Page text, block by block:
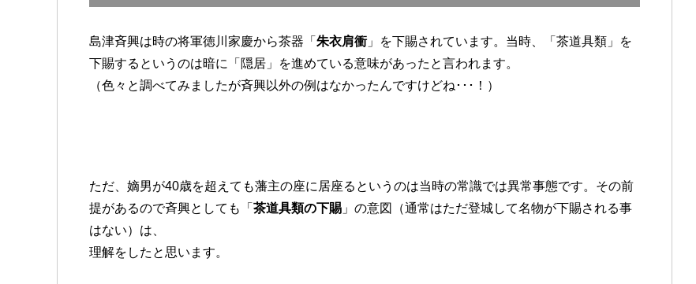
島津斉興は時の将軍徳川家慶から茶器「 朱衣肩衝」を下賜されています。当時、「茶道具類」を
下賜するというのは暗に「隠居」を進めている意味があったと言われます。
（色々と調べてみましたが斉興以外の例はなかったんですけどね･･･！）
ただ、嫡男が40歳を超えても藩主の座に居座るというのは当時の常識では異常事態です。その前
提があるので斉興としても「 茶道具類の下賜 」の意図（通常はただ登城して名物が下賜される事
はない）は、
理解をしたと思います。